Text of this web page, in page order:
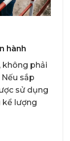
hành
không phải
sắp
sử dụng
kể lượng